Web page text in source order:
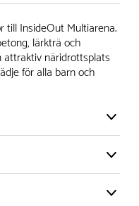
efter beställning.
ska få en produkt
tid och därför förkortat
trä som kan
Boulder Rocks,
rutschar,
mera.
som
till InsideOut Multiarena.
lärkträ och
attraktiv näridrottsplats
för alla barn och